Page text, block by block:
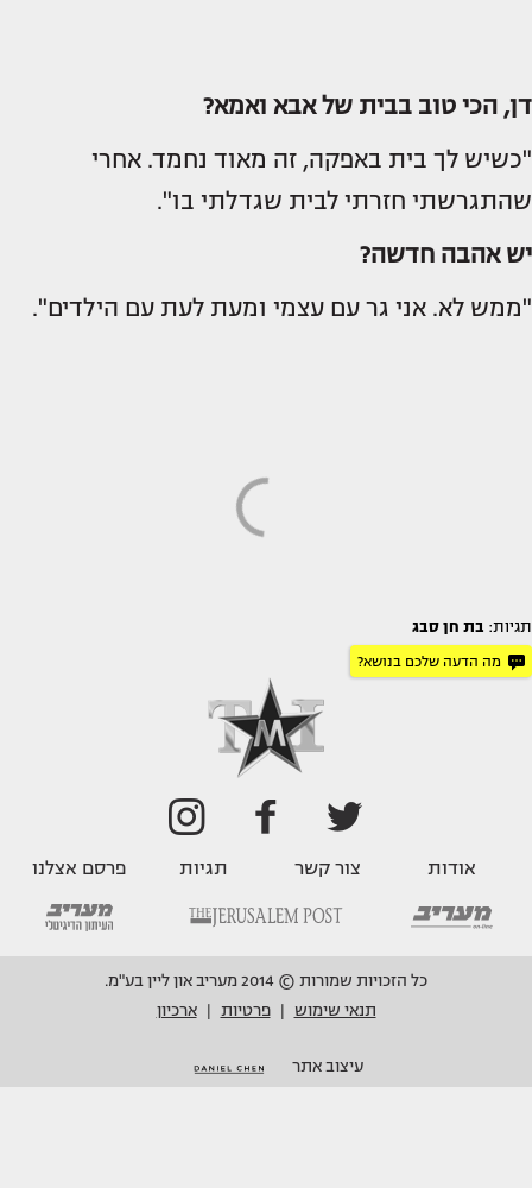
דן, הכי טוב בבית של אבא ואמא?
"כשיש לך בית באפקה, זה מאוד נחמד. אחרי
שהתגרשתי חזרתי לבית שגדלתי בו".
יש אהבה חדשה?
"ממש לא. אני גר עם עצמי ומעת לעת עם הילדים".
תגיות: בת חן סבג
מה הדעה שלכם בנושא?
אודות צור קשר תגיות פרסם אצלנו
כל הזכויות שמורות © 2014 מעריב און ליין בע"מ.
תנאי שימוש
פרטיות ארכיון
עיצוב אתר